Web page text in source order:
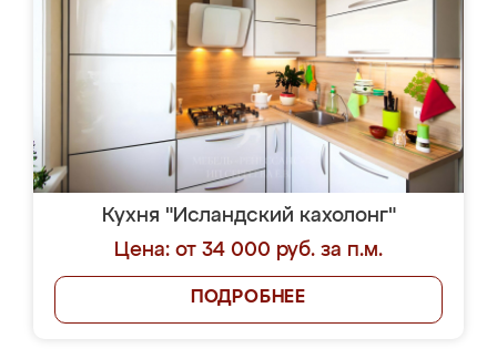
Кухня "Исландский кахолонг"
Цена: от 34 000 руб. за п.м.
ПОДРОБНЕЕ